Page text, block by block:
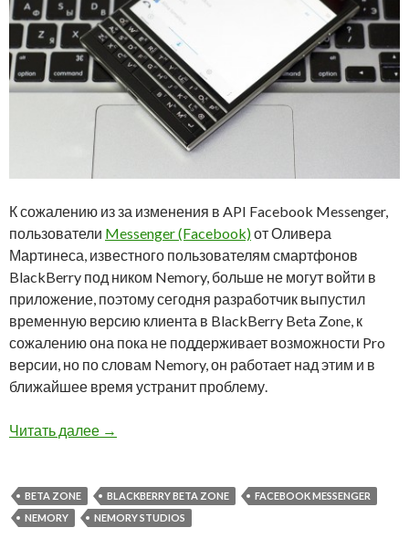
К сожалению из за изменения в API Facebook Messenger,
пользователи Messenger (Facebook)от Оливера
Мартинеса, известного пользователям смартфонов
BlackBerry под ником Nemory, больше не могут войти в
приложение, поэтому сегодня разработчик выпустил
временную версию клиента в BlackBerry Beta Zone, к
сожалению она пока не поддерживает возможности Pro
версии, но по словам Nemory, он работает над этим и в
ближайшее время устранит проблему.
Читать далее Временная версия Messenger (Facebook)
→
BETA ZONE BLACKBERRY BETA ZONE
FACEBOOK MESSENGER
NEMORY
NEMORY STUDIOS